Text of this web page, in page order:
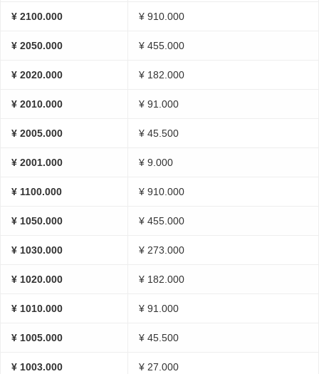
¥ 2100.000 ¥ 910.000
¥ 2050.000 ¥ 455.000
¥ 2020.000 ¥ 182.000
¥ 2010.000 ¥ 91.000
¥ 2005.000 ¥ 45.500
¥ 2001.000 ¥ 9.000
¥ 1100.000 ¥ 910.000
¥ 1050.000 ¥ 455.000
¥ 1030.000 ¥ 273.000
¥ 1020.000 ¥ 182.000
¥ 1010.000 ¥ 91.000
¥ 1005.000 ¥ 45.500
¥ 1003.000 ¥ 27.000